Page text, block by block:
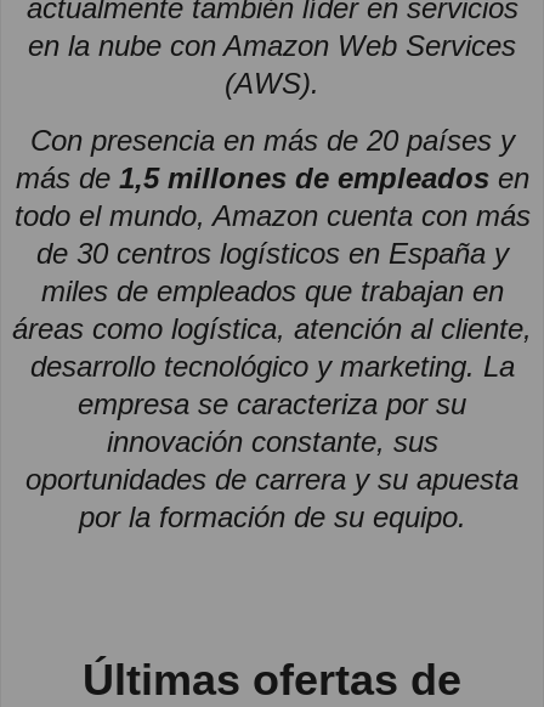
actualmente también líder en servicios
en la nube con Amazon Web Services
(AWS).
Con presencia en más de 20 países y
más de 1,5 millones de empleadosen
todo el mundo, Amazon cuenta con más
de 30 centros logísticos en España y
miles de empleados que trabajan en
áreas como logística, atención al cliente,
desarrollo tecnológico y marketing. La
empresa se caracteriza por su
innovación constante, sus
oportunidades de carrera y su apuesta
por la formación de su equipo.
Últimas ofertas de